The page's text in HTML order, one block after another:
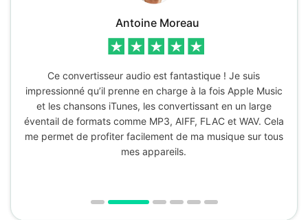
Antoine Moreau
Ce convertisseur audio est fantastique ! Je suis
impressionné qu’il prenne en charge à la fois Apple Music
et les chansons iTunes, les convertissant en un large
éventail de formats comme MP3, AIFF, FLAC et WAV. Cela
me permet de profiter facilement de ma musique sur tous
mes appareils.